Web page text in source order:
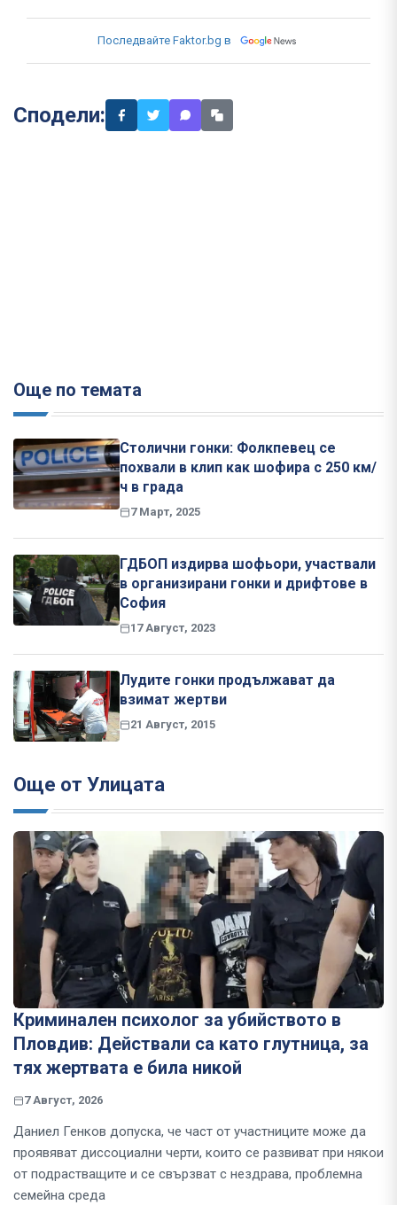
Последвайте Faktor.bg в
Сподели:
Още по темата
Столични гонки: Фолкпевец се
похвали в клип как шофира с 250 км/
ч в града
7 Март, 2025
ГДБОП издирва шофьори, участвали
в организирани гонки и дрифтове в
София
17 Август, 2023
Лудите гонки продължават да
взимат жертви
21 Август, 2015
Още от Улицата
Криминален психолог за убийството в
Пловдив: Действали са като глутница, за
тях жертвата е била никой
7 Август, 2026
Даниел Генков допуска, че част от участниците може да
проявяват диссоциални черти, които се развиват при някои
от подрастващите и се свързват с нездрава, проблемна
семейна среда